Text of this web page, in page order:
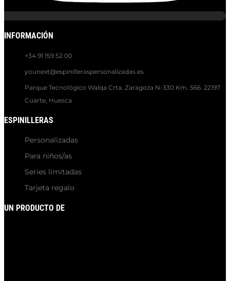
INFORMACIÓN
+34 91 159 52 00
younext@espinilleraspersonalizadas.es
Parque Tecnológico Walqa Crta. Zaragoza N-330 Km. 566. 22197
Cuarte, Huesca
ESPINILLERAS
Personalizadas
Para niños/as
Series limitadas
Tarjeta regalo
UN PRODUCTO DE